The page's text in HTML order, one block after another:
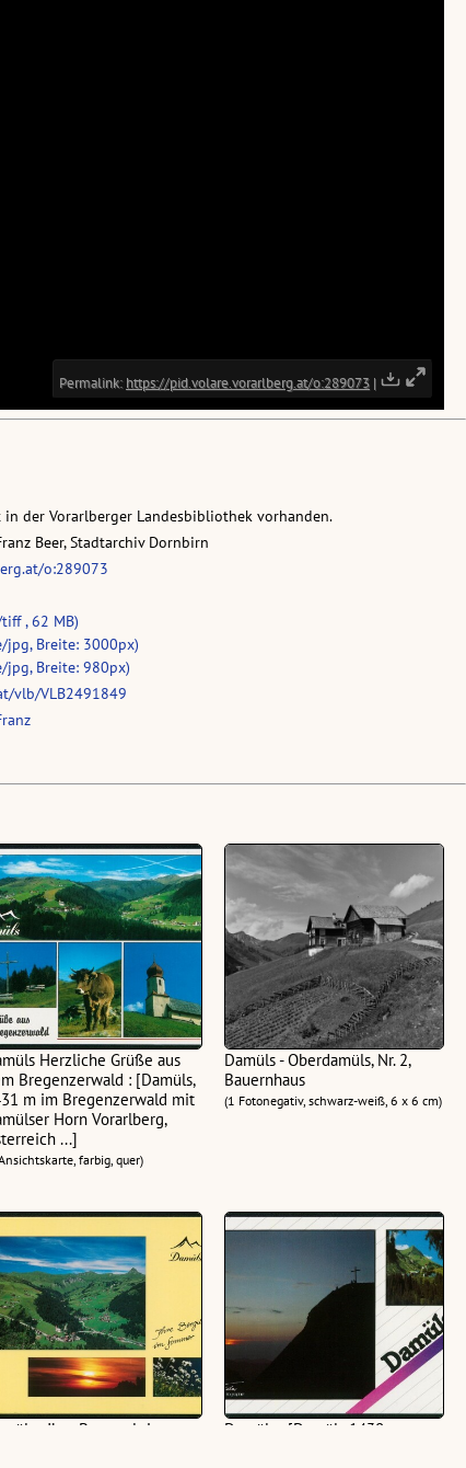
der Vorarlberger Landesbibliothek vorhanden.
Beer, Stadtarchiv Dornbirn
o:289073
, 62 MB)
jpg, Breite: 3000px)
jpg, Breite: 980px)
vlb/VLB2491849
Herzliche Grüße aus
Bregenzerwald : [Damüls,
m im Bregenzerwald mit
Horn Vorarlberg,
...]
farbig, quer)
Damüls - Oberdamüls, Nr. 2,
Bauernhaus
(1 Fotonegativ, schwarz-weiß, 6 x 6 cm)
: Ihre Bergwelt im
Damüls : [Damüls 1430 m